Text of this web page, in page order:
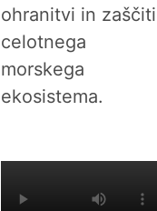
ohranitvi in zaščiti
celotnega
morskega
ekosistema.